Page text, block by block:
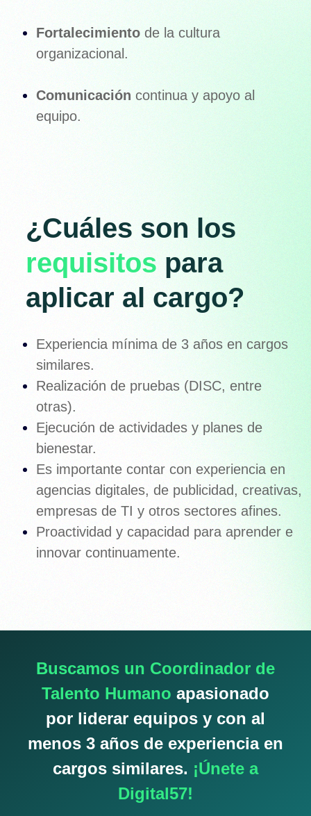
Fortalecimiento de la cultura
organizacional.
Comunicación continua y apoyo al
equipo.
¿Cuáles son los
requisitos para
aplicar al cargo?
Experiencia mínima de 3 años en cargos
similares.
Realización de pruebas (DISC, entre
otras).
Ejecución de actividades y planes de
bienestar.
Es importante contar con experiencia en
agencias digitales, de publicidad, creativas,
empresas de TI y otros sectores afines.
Proactividad y capacidad para aprender e
innovar continuamente.
Buscamos un Coordinador de
Talento Humano apasionado
por liderar equipos y con al
menos 3 años de experiencia en
cargos similares. ¡Únete a
Digital57!